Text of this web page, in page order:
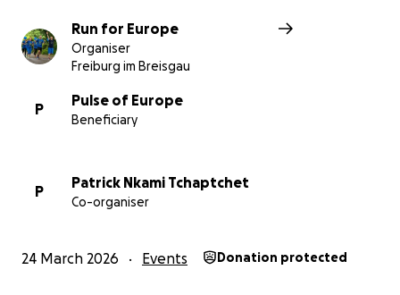
Run for Europe
Organiser
Freiburg im Breisgau
P
Pulse of Europe
Beneficiary
P
Patrick Nkami Tchaptchet
Co-organiser
24 March 2026 Events Donation protected